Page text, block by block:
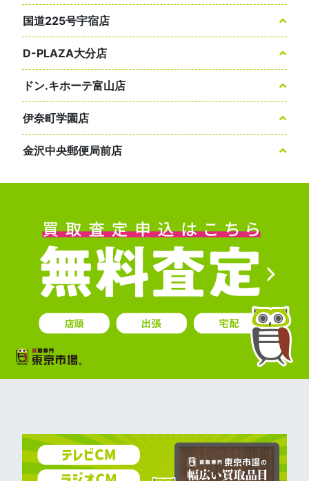
国道225号宇宿店
D-PLAZA大分店
ドン.キホーテ富山店
伊奈町学園店
金沢中央郵便局前店